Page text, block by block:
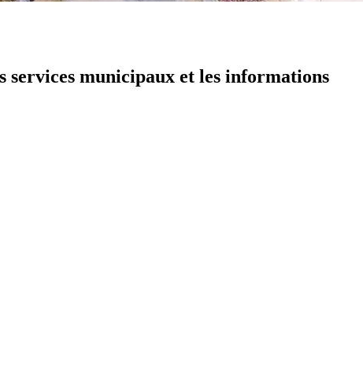
services municipaux et les informations